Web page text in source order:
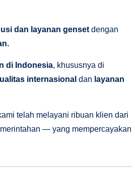
dan layanan genset dengan
di Indonesia, khususnya di
internasional dan layanan
telah melayani ribuan klien dari
— yang mempercayakan